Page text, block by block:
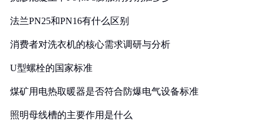
法兰PN25和PN16有什么区别
消费者对洗衣机的核心需求调研与分析
U型螺栓的国家标准
煤矿用电热取暖器是否符合防爆电气设备标准
照明母线槽的主要作用是什么